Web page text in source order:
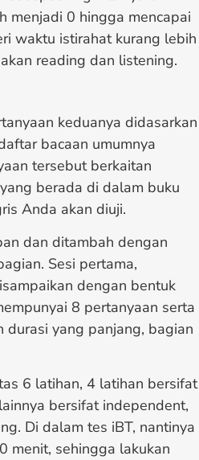
menjadi 0 hingga mencapai
waktu istirahat kurang lebih
reading dan listening.
keduanya didasarkan
bacaan umumnya
tersebut berkaitan
berada di dalam buku
Anda akan diuji.
dan ditambah dengan
Sesi pertama,
dengan bentuk
8 pertanyaan serta
yang panjang, bagian
6 latihan, 4 latihan bersifat
bersifat independent,
Di dalam tes iBT, nantinya
menit, sehingga lakukan